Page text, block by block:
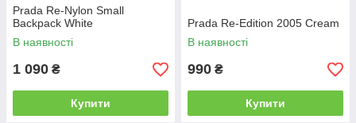
Prada Re-Nylon Small
Backpack White
В наявності
1 090 ₴
Купити
Prada Re-Edition 2005 Cream
В наявності
990 ₴
Купити